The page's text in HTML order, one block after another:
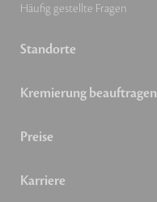
Häufig gestellte Fragen
Standorte
Kremierung beauftragen
Preise
Karriere